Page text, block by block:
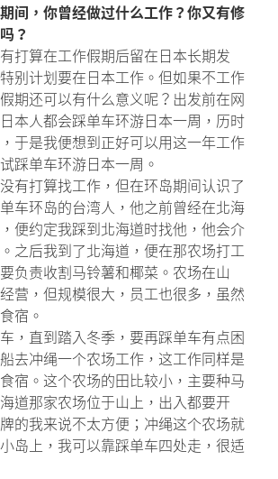
间，你曾经做过什么工作？你又有修
？
打算在工作假期后留在日本长期发
别计划要在日本工作。但如果不工作
期还可以有什么意义呢？出发前在网
本人都会踩单车环游日本一周，历时
于是我便想到正好可以用这一年工作
踩单车环游日本一周。
有打算找工作，但在环岛期间认识了
车环岛的台湾人，他之前曾经在北海
便约定我踩到北海道时找他，他会介
之后我到了北海道，便在那农场打工
负责收割马铃薯和椰菜。农场在山
营，但规模很大，员工也很多，虽然
宿。
，直到踏入冬季，要再踩单车有点困
去冲绳一个农场工作，这工作同样是
宿。这个农场的田比较小，主要种马
道那家农场位于山上，出入都要开
的我来说不太方便；冲绳这个农场就
岛上，我可以靠踩单车四处走，很适